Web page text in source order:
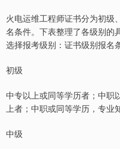
火电运维工程师证书分为初级
名条件。下表整理了各级别的
选择报考级别：证书级别报名
初级
中专以上或同等学历者；中职
上者；中职或同等学历，专业
中级